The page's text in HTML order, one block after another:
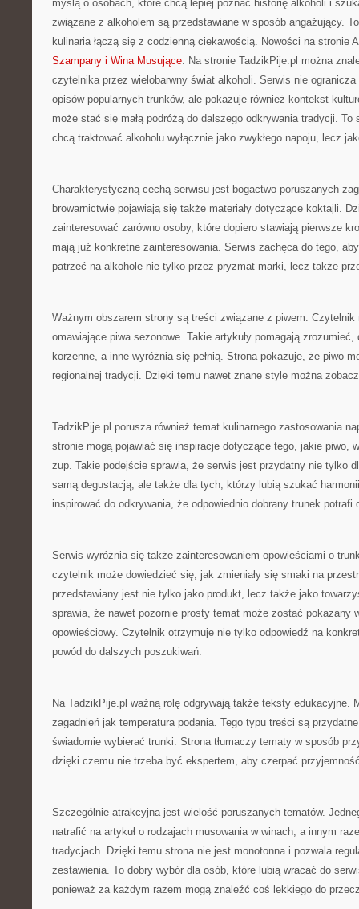
myślą o osobach, które chcą lepiej poznać historię alkoholi i
związane z alkoholem są przedstawiane w sposób angażujący.
kulinaria łączą się z codzienną ciekawością. Nowości na stronie
Szampany i Wina Musujące. Na stronie TadzikPije.pl można
czytelnika przez wielobarwny świat alkoholi. Serwis nie ogranicza
opisów popularnych trunków, ale pokazuje również kontekst
może stać się małą podróżą do dalszego odkrywania tradycji.
chcą traktować alkoholu wyłącznie jako zwykłego napoju, lecz
Charakterystyczną cechą serwisu jest bogactwo poruszanych
browarnictwie pojawiają się także materiały dotyczące koktajli.
zainteresować zarówno osoby, które dopiero stawiają pierwsze
mają już konkretne zainteresowania. Serwis zachęca do tego,
patrzeć na alkohole nie tylko przez pryzmat marki, lecz także
Ważnym obszarem strony są treści związane z piwem.
omawiające piwa sezonowe. Takie artykuły pomagają
korzenne, a inne wyróżnia się pełnią. Strona pokazuje, że piwo
regionalnej tradycji. Dzięki temu nawet znane style można
TadzikPije.pl porusza również temat kulinarnego zastosowania
stronie mogą pojawiać się inspiracje dotyczące tego, jakie piwo,
zup. Takie podejście sprawia, że serwis jest przydatny nie tylko
samą degustacją, ale także dla tych, którzy lubią szukać
inspirować do odkrywania, że odpowiednio dobrany trunek potrafi
Serwis wyróżnia się także zainteresowaniem opowieściami o
czytelnik może dowiedzieć się, jak zmieniały się smaki na
przedstawiany jest nie tylko jako produkt, lecz także jako
sprawia, że nawet pozornie prosty temat może zostać pokazany
opowieściowy. Czytelnik otrzymuje nie tylko odpowiedź na
powód do dalszych poszukiwań.
Na TadzikPije.pl ważną rolę odgrywają także teksty edukacyjne.
zagadnień jak temperatura podania. Tego typu treści są
świadomie wybierać trunki. Strona tłumaczy tematy w sposób
dzięki czemu nie trzeba być ekspertem, aby czerpać
Szczególnie atrakcyjna jest wielość poruszanych tematów.
natrafić na artykuł o rodzajach musowania w winach, a innym
tradycjach. Dzięki temu strona nie jest monotonna i pozwala
zestawienia. To dobry wybór dla osób, które lubią wracać do
ponieważ za każdym razem mogą znaleźć coś lekkiego do